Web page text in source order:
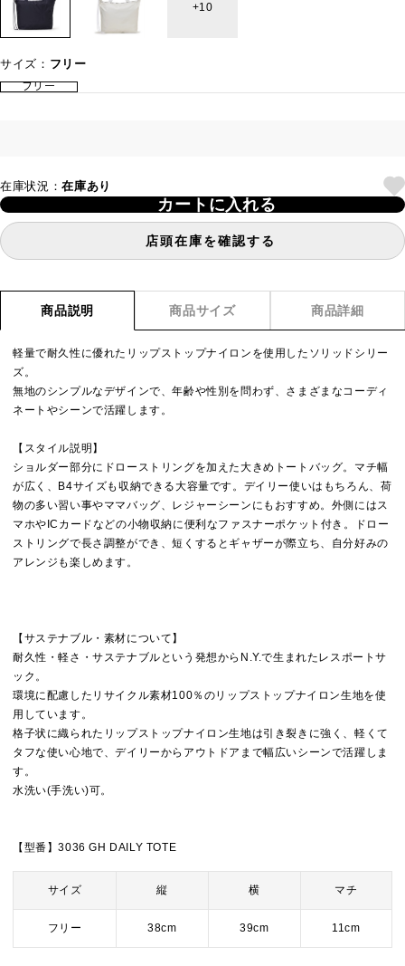
10
サイズ： フリー
フリー
在庫状況：在庫あり
カートに入れる
店頭在庫を確認する
商品説明 商品サイズ 商品詳細
軽量で耐久性に優れたリップストップナイロンを使用したソリッドシリー
ズ。
無地のシンプルなデザインで、年齢や性別を問わず、さまざまなコーディ
ネートやシーンで活躍します。
【スタイル説明】
ショルダー部分にドローストリングを加えた大きめトートバッグ。マチ幅
が広く、B4サイズも収納できる大容量です。デイリー使いはもちろん、荷
物の多い習い事やママバッグ、レジャーシーンにもおすすめ。外側にはス
マホやICカードなどの小物収納に便利なファスナーポケット付き。ドロー
ストリングで長さ調整ができ、短くするとギャザーが際立ち、自分好みの
アレンジも楽しめます。
【サステナブル・素材について】
耐久性・軽さ・サステナブルという発想からN.Y.で生まれたレスポートサ
ック。
環境に配慮したリサイクル素材100％のリップストップナイロン生地を使
用しています。
格子状に織られたリップストップナイロン生地は引き裂きに強く、軽くて
タフな使い心地で、デイリーからアウトドアまで幅広いシーンで活躍しま
す。
水洗い(手洗い)可。
【型番】3036 GH DAILY TOTE
サイズ 縦 横 マチ
フリー 38cm 39cm 11cm